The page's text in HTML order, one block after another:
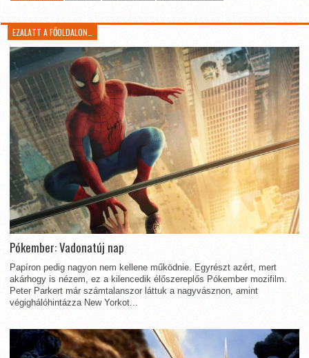
EZALATT A FŐOLDALON…
Pókember: Vadonatúj nap
Papíron pedig nagyon nem kellene működnie. Egyrészt azért, mert
akárhogy is nézem, ez a kilencedik élőszereplős Pókember mozifilm.
Peter Parkert már számtalanszor láttuk a nagyvásznon, amint
végighálóhintázza New Yorkot...